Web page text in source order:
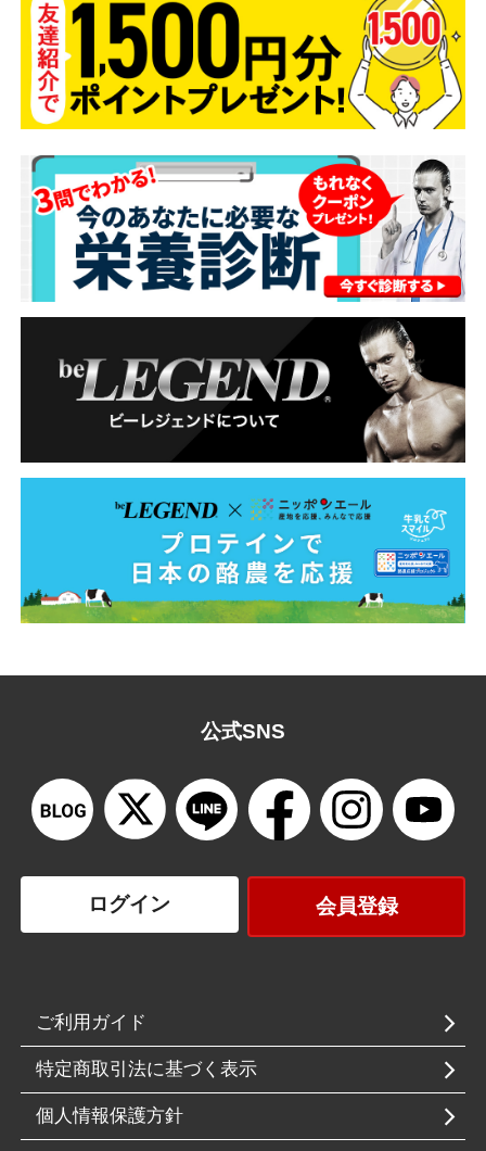
公式SNS
ログイン 会員登録
ご利用ガイド
特定商取引法に基づく表示
個人情報保護方針